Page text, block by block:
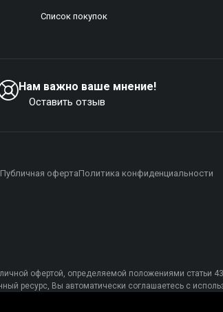
Список покупок
Нам важно ваше мнение!
Оставить отзыв
Публичная офертаПолитика конфиденциальности
офертой, определяемой положениями статьи
ресурс, Вы автоматически соглашаетесь с